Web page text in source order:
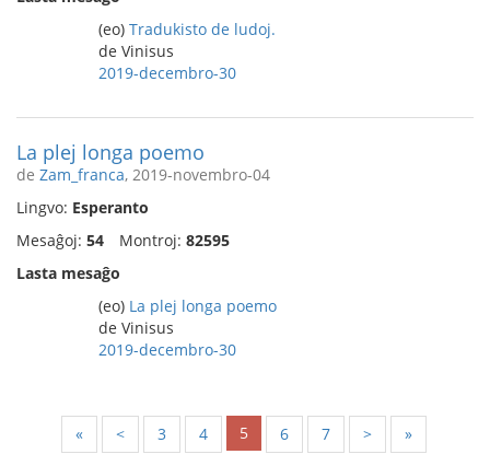
(eo) Tradukisto de ludoj.
de Vinisus
2019-decembro-30
La plej longa poemo
de Zam_franca, 2019-novembro-04
Lingvo: Esperanto
Mesaĝoj: 54 Montroj: 82595
Lasta mesaĝo
(eo) La plej longa poemo
de Vinisus
2019-decembro-30
« < 3 4 5 6 7 > »